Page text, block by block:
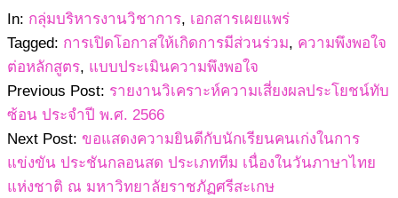
11
In: กลุ่มบริหารงานวิชาการ, เอกสารเผยแพร่
Tagged: การเปิดโอกาสให้เกิดการมีส่วนร่วม, ความพึงพอใจ
ต่อหลักสูตร, แบบประเมินความพึงพอใจ
Previous Post: รายงานวิเคราะห์ความเสี่ยงผลประโยชน์ทับ
ซ้อน ประจำปี พ.ศ. 2566
Next Post: ขอแสดงความยินดีกับนักเรียนคนเก่งในการ
แข่งขัน ประชันกลอนสด ประเภททีม เนื่องในวันภาษาไทย
แห่งชาติ ณ มหาวิทยาลัยราชภัฏศรีสะเกษ